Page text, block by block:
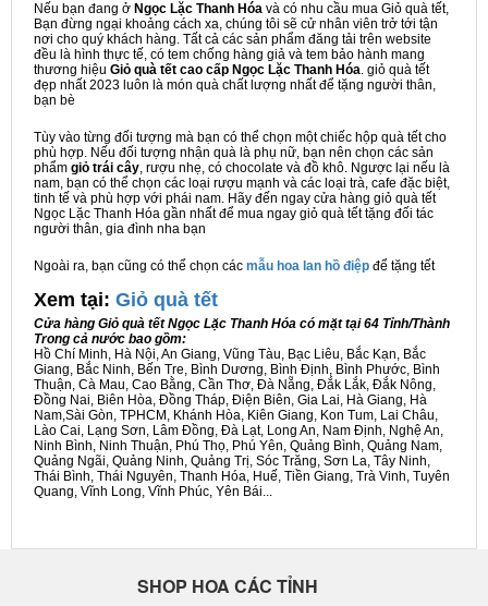
Nếu bạn đang ở Ngọc Lặc Thanh Hóa và có nhu cầu mua Giỏ quà tết,
Bạn đừng ngại khoảng cách xa, chúng tôi sẽ cử nhân viên trở tới tận
nơi cho quý khách hàng. Tất cả các sản phẩm đăng tải trên website
đều là hình thực tế, có tem chống hàng giả và tem bảo hành mang
thương hiệu Giỏ quà tết cao cấp Ngọc Lặc Thanh Hóa. giỏ quà tết
đẹp nhất 2023 luôn là món quà chất lượng nhất để tặng người thân,
bạn bè
Tùy vào từng đối tượng mà bạn có thể chọn một chiếc hộp quà tết cho
phù hợp. Nếu đối tượng nhận quà là phụ nữ, bạn nên chọn các sản
phẩm giỏ trái cây, rượu nhẹ, có chocolate và đồ khô. Ngược lại nếu là
nam, bạn có thể chọn các loại rượu mạnh và các loại trà, cafe đặc biệt,
tinh tế và phù hợp với phái nam. Hãy đến ngay cửa hàng giỏ quà tết
Ngọc Lặc Thanh Hóa gần nhất để mua ngay giỏ quà tết tặng đối tác
người thân, gia đình nha bạn
Ngoài ra, bạn cũng có thể chọn các mẫu hoa lan hồ điệp để tặng tết
Xem tại: Giỏ quà tết
Cửa hàng Giỏ quà tết Ngọc Lặc Thanh Hóa có mặt tại 64 Tỉnh/Thành
Trong cả nước bao gồm:
Hồ Chí Minh, Hà Nội, An Giang, Vũng Tàu, Bạc Liêu, Bắc Kạn, Bắc
Giang, Bắc Ninh, Bến Tre, Bình Dương, Bình Định, Bình Phước, Bình
Thuận, Cà Mau, Cao Bằng, Cần Thơ, Đà Nẵng, Đắk Lắk, Đắk Nông,
Đồng Nai, Biên Hòa, Đồng Tháp, Điện Biên, Gia Lai, Hà Giang, Hà
Nam,Sài Gòn, TPHCM, Khánh Hòa, Kiên Giang, Kon Tum, Lai Châu,
Lào Cai, Lạng Sơn, Lâm Đồng, Đà Lạt, Long An, Nam Định, Nghệ An,
Ninh Bình, Ninh Thuận, Phú Thọ, Phú Yên, Quảng Bình, Quảng Nam,
Quảng Ngãi, Quảng Ninh, Quảng Trị, Sóc Trăng, Sơn La, Tây Ninh,
Thái Bình, Thái Nguyên, Thanh Hóa, Huế, Tiền Giang, Trà Vinh, Tuyên
Quang, Vĩnh Long, Vĩnh Phúc, Yên Bái...
SHOP HOA CÁC TỈNH